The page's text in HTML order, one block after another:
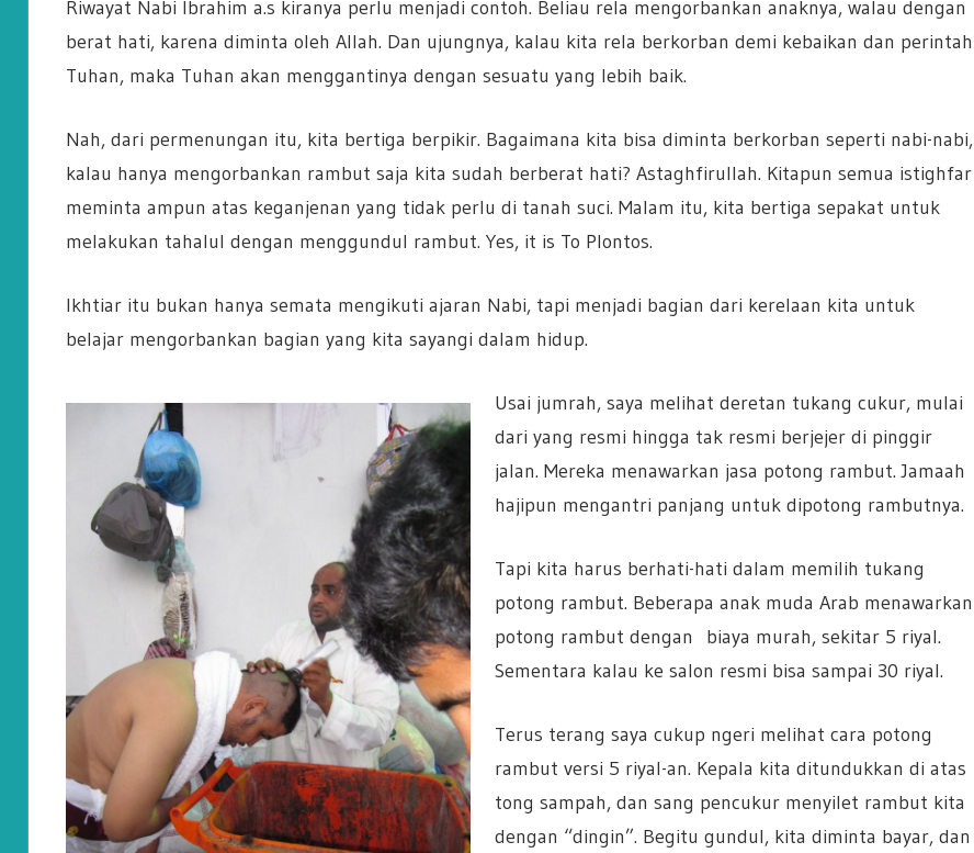
Riwayat Nabi Ibrahim a.s kiranya perlu menjadi contoh. Beliau rela mengorbankan anaknya, walau dengan
berat hati, karena diminta oleh Allah. Dan ujungnya, kalau kita rela berkorban demi kebaikan dan perintah
Tuhan, maka Tuhan akan menggantinya dengan sesuatu yang lebih baik.
Nah, dari permenungan itu, kita bertiga berpikir. Bagaimana kita bisa diminta berkorban seperti nabi-nabi,
kalau hanya mengorbankan rambut saja kita sudah berberat hati? Astaghfirullah. Kitapun semua istighfar
meminta ampun atas keganjenan yang tidak perlu di tanah suci. Malam itu, kita bertiga sepakat untuk
melakukan tahalul dengan menggundul rambut. Yes, it is To Plontos.
Ikhtiar itu bukan hanya semata mengikuti ajaran Nabi, tapi menjadi bagian dari kerelaan kita untuk
belajar mengorbankan bagian yang kita sayangi dalam hidup.
Usai jumrah, saya melihat deretan tukang cukur, mulai
dari yang resmi hingga tak resmi berjejer di pinggir
jalan. Mereka menawarkan jasa potong rambut. Jamaah
hajipun mengantri panjang untuk dipotong rambutnya.
Tapi kita harus berhati-hati dalam memilih tukang
potong rambut. Beberapa anak muda Arab menawarkan
potong rambut dengan biaya murah, sekitar 5 riyal.
Sementara kalau ke salon resmi bisa sampai 30 riyal.
Terus terang saya cukup ngeri melihat cara potong
rambut versi 5 riyal-an. Kepala kita ditundukkan di atas
tong sampah, dan sang pencukur menyilet rambut kita
dengan “dingin”. Begitu gundul, kita diminta bayar, dan